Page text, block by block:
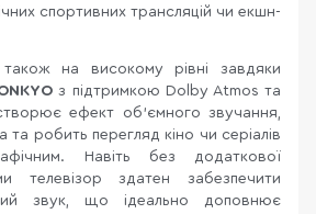
спортивних трансляцій чи екшн-
на високому рівні завдяки
з підтримкою Dolby Atmos та
ефект об’ємного звучання,
та робить перегляд кіно чи серіалів
Навіть без додаткової
телевізор здатен забезпечити
звук, що ідеально доповнює